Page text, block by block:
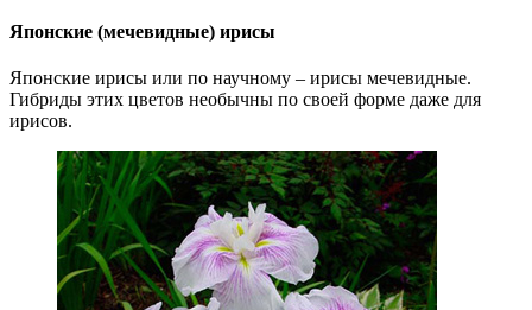
Японские (мечевидные) ирисы
Японские ирисы или по научному – ирисы мечевидные.
Гибриды этих цветов необычны по своей форме даже для
ирисов.